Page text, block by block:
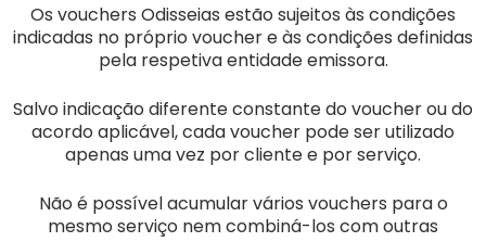
Os vouchers Odisseias estão sujeitos às condições
indicadas no próprio voucher e às condições definidas
pela respetiva entidade emissora.
Salvo indicação diferente constante do voucher ou do
acordo aplicável, cada voucher pode ser utilizado
apenas uma vez por cliente e por serviço.
Não é possível acumular vários vouchers para o
mesmo serviço nem combiná-los com outras